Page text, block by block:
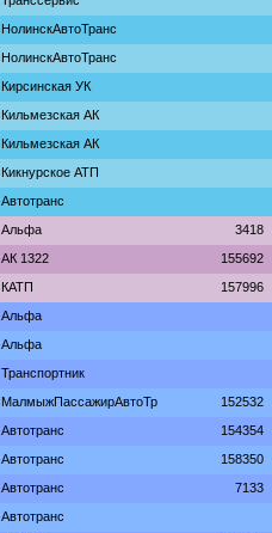
НолинскАвтоТранс
НолинскАвтоТранс
Кирсинская УК
Кильмезская АК
Кильмезская АК
Кикнурское АТП
Автотранс
Альфа 3418
АК 1322 155692
КАТП 157996
Альфа
Альфа
Транспортник
МалмыжПассажирАвтоТр 152532
Автотранс 154354
Автотранс 158350
Автотранс 7133
Автотранс